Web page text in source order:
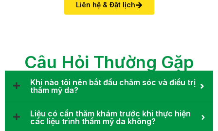
Liên hệ & Đặt lịch
Câu Hỏi Thường Gặp
Khi nào tôi nên bắt đầu chăm sóc và điều trị
thẩm mỹ da?
Liệu có cần thăm khám trước khi thực hiện
các liệu trình thẩm mỹ da không?